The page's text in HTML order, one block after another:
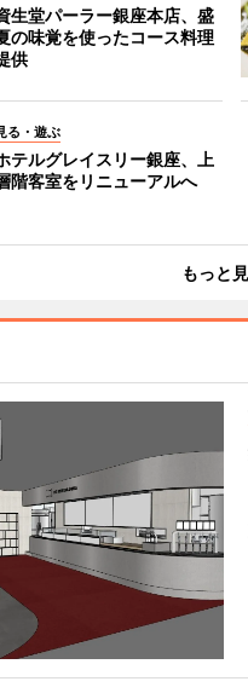
生堂パーラー銀座本店、盛
の味覚を使ったコース料理
供
る・遊ぶ
テルグレイスリー銀座、上
階客室をリニューアルへ
もっと